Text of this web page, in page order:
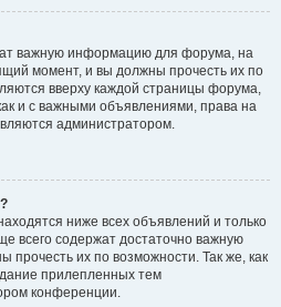
важную информацию для форума, на
момент, и вы должны прочесть их по
вверху каждой страницы форума,
и с важными объявлениями, права на
администратором.
ниже всех объявлений и только
всего содержат достаточно важную
их по возможности. Так же, как
прилепленных тем
конференции.